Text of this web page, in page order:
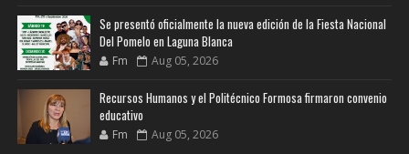
Se presentó oficialmente la nueva edición de la Fiesta Nacional
Del Pomelo en Laguna Blanca
Fm Aug 05, 2026
Recursos Humanos y el Politécnico Formosa firmaron convenio
educativo
Fm Aug 05, 2026